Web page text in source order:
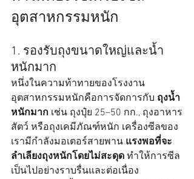
อุตสาหกรรมหนัก
1. รองรับถุงขนาดใหญ่และน้ำ
หนักมาก
หนึ่งในความท้าทายของโรงงาน
อุตสาหกรรมหนักคือการจัดการกับ ถุงน้ำ
หนักมาก เช่น ถุงปุ๋ย 25–50 กก., ถุงอาหาร
สัตว์ หรือถุงเคมีภัณฑ์หนัก เครื่องซีลของ
เรามีกำลังมอเตอร์สายพาน แรงพอที่จะ
ลำเลียงถุงหนักโดยไม่สะดุด ทำให้การซีล
เป็นไปอย่างราบรื่นและต่อเนื่อง